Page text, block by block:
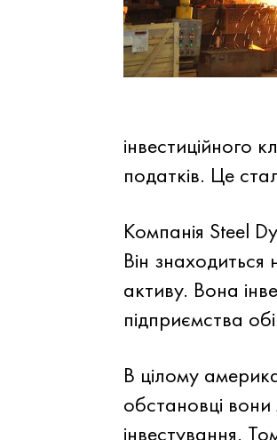
інвестиційного
податків. Це
Компанія Steel
Він
активу. Вона
підприємства
В цілому
обстановці
інвестування.